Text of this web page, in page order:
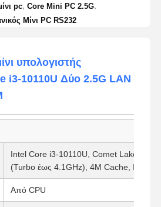
pc ,Core Mini PC 2.5G
Μίνι PC RS232
υπολογιστής
i3-10110U Δύο 2.5G LAN
Intel Core i3-10110U, Comet Lake, 2
(Turbo έως 4.1GHz), 4M Cache, Intel
Από CPU